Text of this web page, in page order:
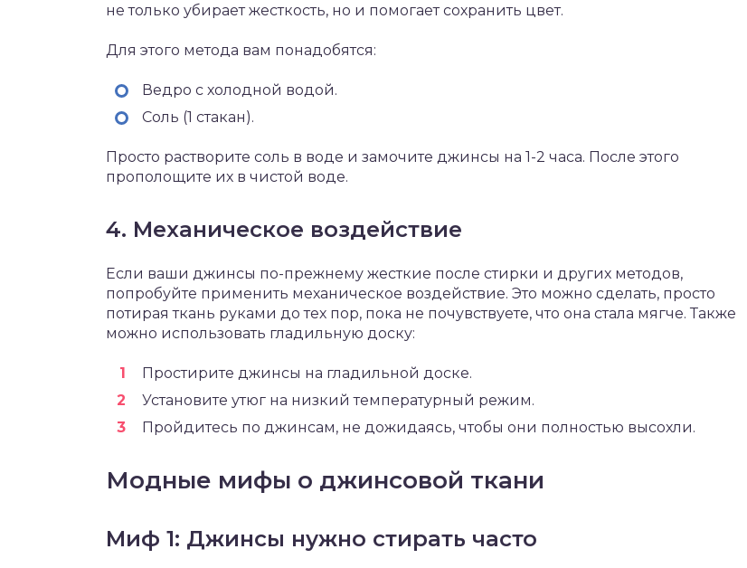
не только убирает жесткость, но и помогает сохранить цвет.
Для этого метода вам понадобятся:
Ведро с холодной водой.
Соль (1 стакан).
Просто растворите соль в воде и замочите джинсы на 1-2 часа. После этого
прополощите их в чистой воде.
4. Механическое воздействие
Если ваши джинсы по-прежнему жесткие после стирки и других методов,
попробуйте применить механическое воздействие. Это можно сделать, просто
потирая ткань руками до тех пор, пока не почувствуете, что она стала мягче. Также
можно использовать гладильную доску:
Простирите джинсы на гладильной доске.
Установите утюг на низкий температурный режим.
Пройдитесь по джинсам, не дожидаясь, чтобы они полностью высохли.
Модные мифы о джинсовой ткани
Миф 1: Джинсы нужно стирать часто